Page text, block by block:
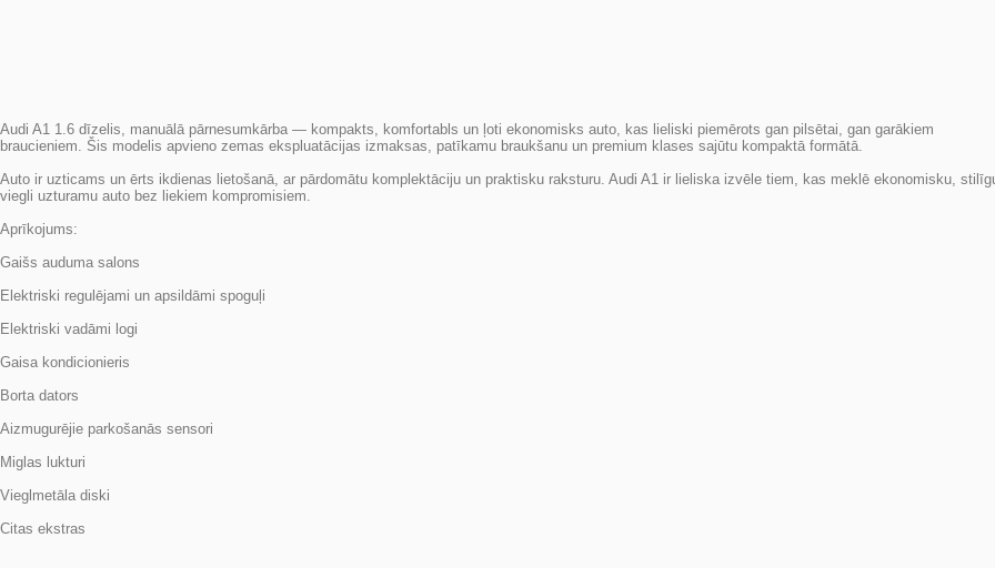
Audi A1 1.6 dīzelis, manuālā pārnesumkārba — kompakts, komfortabls un ļoti ekonomisks auto, kas lieliski piemērots gan pilsētai, gan garākiem
braucieniem. Šis modelis apvieno zemas ekspluatācijas izmaksas, patīkamu braukšanu un premium klases sajūtu kompaktā formātā.
Auto ir uzticams un ērts ikdienas lietošanā, ar pārdomātu komplektāciju un praktisku raksturu. Audi A1 ir lieliska izvēle tiem, kas meklē ekonomisku,
viegli uzturamu auto bez liekiem kompromisiem.
Gaišs auduma salons
Elektriski regulējami un apsildāmi spoguļi
Elektriski vadāmi logi
Gaisa kondicionieris
Borta dators
Aizmugurējie parkošanās sensori
Miglas lukturi
Vieglmetāla diski
Citas ekstras